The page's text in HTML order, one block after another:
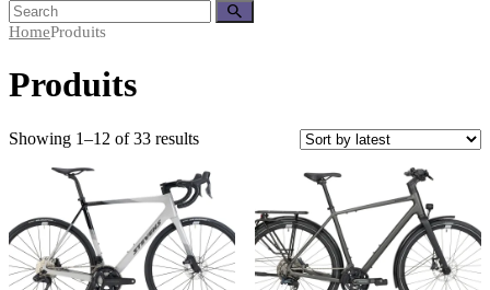
HomeProduits
Produits
Showing 1–12 of 33 results